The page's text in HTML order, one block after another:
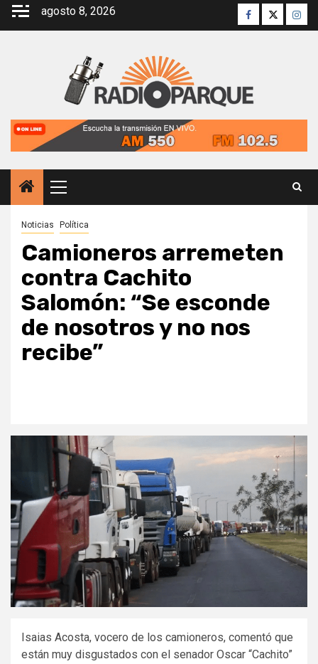
Saltar
agosto 8, 2026 Facebook
Twitter
Menú
principal
Noticias Política
Camioneros arremeten
contra Cachito
Salomón: “Se esconde
de nosotros y no nos
recibe”
Isaias Acosta, vocero de los camioneros, comentó que
están muy disgustados con el senador Oscar “Cachito”